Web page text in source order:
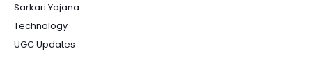
Sarkari Yojana
Technology
UGC Updates